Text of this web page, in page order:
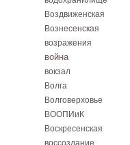
Воздвиженская
Вознесенская
возражения
война
вокзал
Волга
Волговерховье
ВООПИиК
Воскресенская
воссоздание